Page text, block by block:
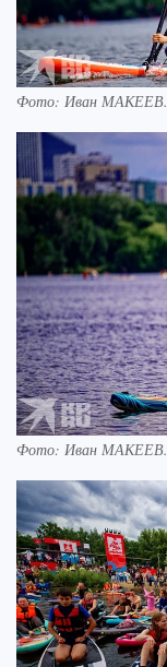
Фото: Иван МАКЕЕВ.
Фото: Иван МАКЕЕВ.